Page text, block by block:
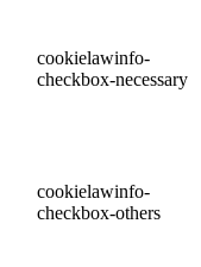
cookielawinfo-
checkbox-necessary
cookielawinfo-
checkbox-others